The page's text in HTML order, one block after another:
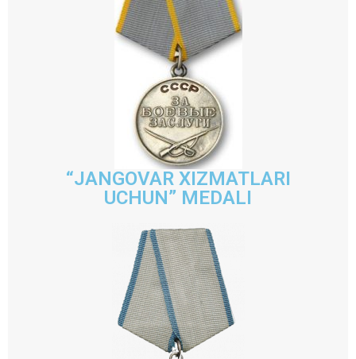
“JANGOVAR XIZMATLARI
UCHUN” MEDALI